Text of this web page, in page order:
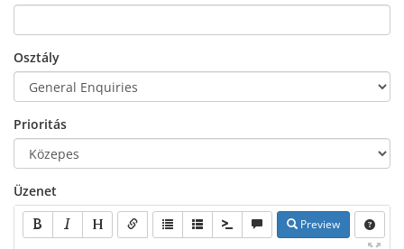
Osztály
Prioritás
Üzenet
Preview